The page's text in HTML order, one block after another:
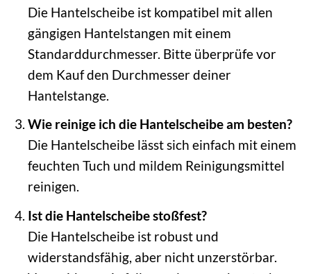
Die Hantelscheibe ist kompatibel mit allen
gängigen Hantelstangen mit einem
Standarddurchmesser. Bitte überprüfe vor
dem Kauf den Durchmesser deiner
Hantelstange.
Wie reinige ich die Hantelscheibe am besten?
Die Hantelscheibe lässt sich einfach mit einem
feuchten Tuch und mildem Reinigungsmittel
reinigen.
Ist die Hantelscheibe stoßfest?
Die Hantelscheibe ist robust und
widerstandsfähig, aber nicht unzerstörbar.